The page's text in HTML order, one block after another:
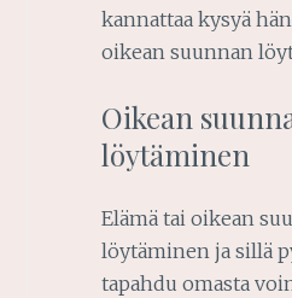
kannattaa kysyä
oikean suunnan
Oikean
löytäminen
Elämä tai oikean
löytäminen ja sillä
tapahdu omasta